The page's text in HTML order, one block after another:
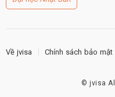
Về jvisa Chính sách bảo mật
© jvisa